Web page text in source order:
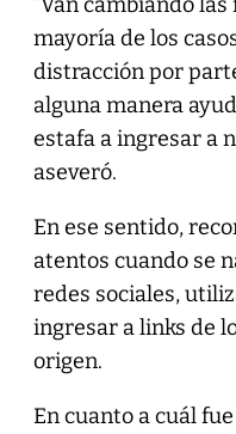
mayoría de los
distracción por
alguna manera
estafa a ingresar a
aseveró.
En ese sentido,
atentos cuando se
redes sociales,
ingresar a links de
origen.
En cuanto a cuál